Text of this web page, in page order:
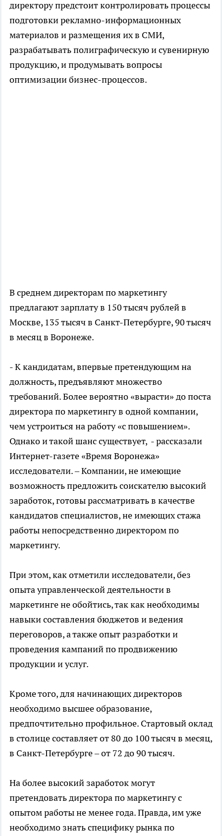
директору предстоит контролировать процессы
подготовки рекламно-информационных
материалов и размещения их в СМИ,
разрабатывать полиграфическую и сувенирную
продукцию, и продумывать вопросы
оптимизации бизнес-процессов.
В среднем директорам по маркетингу
предлагают зарплату в 150 тысяч рублей в
Москве, 135 тысяч в Санкт-Петербурге, 90 тысяч
в месяц в Воронеже.
- К кандидатам, впервые претендующим на
должность, предъявляют множество
требований. Более вероятно «вырасти» до поста
директора по маркетингу в одной компании,
чем устроиться на работу «с повышением».
Однако и такой шанс существует, - рассказали
Интернет-газете «Время Воронежа»
исследователи. – Компании, не имеющие
возможность предложить соискателю высокий
заработок, готовы рассматривать в качестве
кандидатов специалистов, не имеющих стажа
работы непосредственно директором по
маркетингу.
При этом, как отметили исследователи, без
опыта управленческой деятельности в
маркетинге не обойтись, так как необходимы
навыки составления бюджетов и ведения
переговоров, а также опыт разработки и
проведения кампаний по продвижению
продукции и услуг.
Кроме того, для начинающих директоров
необходимо высшее образование,
предпочтительно профильное. Стартовый оклад
в столице составляет от 80 до 100 тысяч в месяц,
в Санкт-Петербурге – от 72 до 90 тысяч.
На более высокий заработок могут
претендовать директора по маркетингу с
опытом работы не менее года. Правда, им уже
необходимо знать специфику рынка по